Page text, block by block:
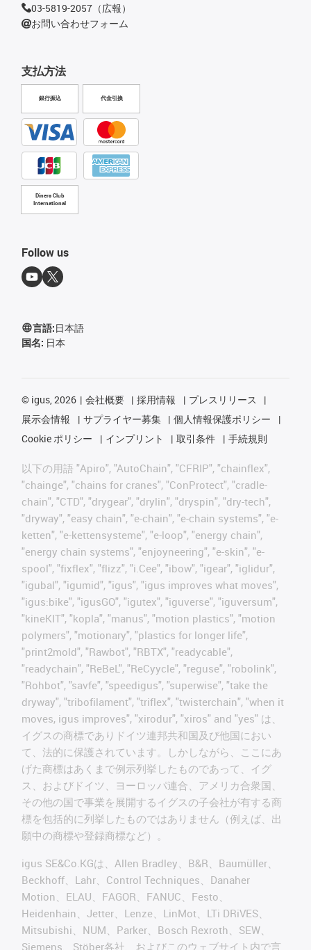
支払方法
銀行振込 代金引換
Diners Club
International
03-5819-2057（広報）
お問い合わせフォーム
Follow us
言語:日本語
国名: 日本
© igus, 2026 会社概要 採用情報
プレスリリース
展示会情報
サプライヤー募集
個人情報保護ポリシー
Cookie ポリシー
インプリント 取引条件 手続規則
以下の用語 "Apiro", "AutoChain", "CFRIP", "chainflex",
"chainge", "chains for cranes", "ConProtect", "cradle-
chain", "CTD", "drygear", "drylin", "dryspin", "dry-tech",
"dryway", "easy chain", "e-chain", "e-chain systems", "e-
ketten", "e-kettensysteme", "e-loop", "energy chain",
"energy chain systems", "enjoyneering", "e-skin", "e-
spool", "fixflex", "flizz", "i.Cee", "ibow", "igear", "iglidur",
"igubal", "igumid", "igus", "igus improves what moves",
"igus:bike", "igusGO", "igutex", "iguverse", "iguversum",
"kineKIT", "kopla", "manus", "motion plastics", "motion
polymers", "motionary", "plastics for longer life",
"print2mold", "Rawbot", "RBTX", "readycable",
"readychain", "ReBeL", "ReCyycle", "reguse", "robolink",
"Rohbot", "savfe", "speedigus", "superwise", "take the
dryway", "tribofilament", "triflex", "twisterchain", "when it
moves, igus improves", "xirodur", "xiros" and "yes" は、
イグスの商標でありドイツ連邦共和国及び他国におい
て、法的に保護されています。しかしながら、ここにあ
げた商標はあくまで例示列挙したものであって、イグ
ス、およびドイツ、ヨーロッパ連合、アメリカ合衆国、
その他の国で事業を展開するイグスの子会社が有する商
標を包括的に列挙したものではありません（例えば、出
願中の商標や登録商標など）。
igus SE&Co.KGは、Allen Bradley、B&R、Baumüller、
Beckhoff、Lahr、Control Techniques、Danaher
Motion、ELAU、FAGOR、FANUC、Festo、
Heidenhain、Jetter、Lenze、LinMot、LTi DRiVES、
Mitsubishi、NUM、Parker、Bosch Rexroth、SEW、
Siemens、Stöber各社、およびこのウェブサイト内で言